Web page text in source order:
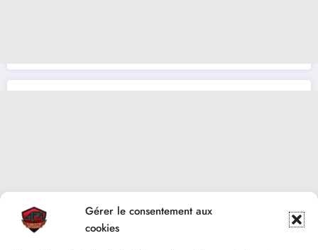
Gérer le consentement aux
cookies